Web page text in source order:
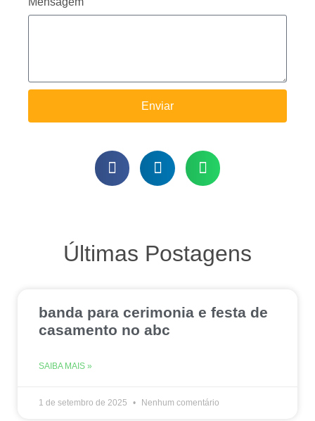
Enviar
Últimas Postagens
banda para cerimonia e festa de
casamento no abc
SAIBA MAIS »
1 de setembro de 2025 Nenhum comentário